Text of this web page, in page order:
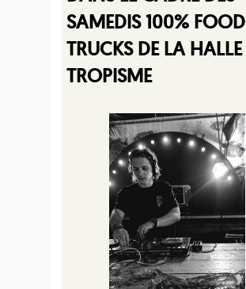
SAMEDIS 100% FOOD
TRUCKS DE LA HALLE
TROPISME